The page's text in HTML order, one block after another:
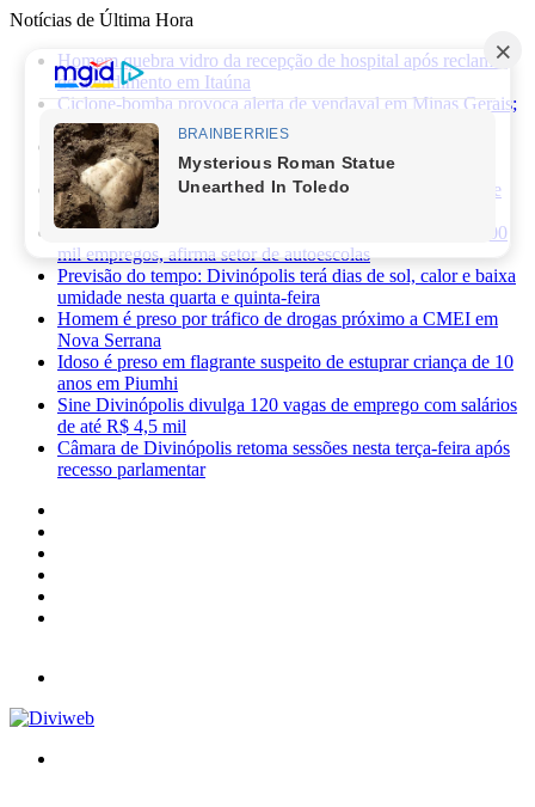
Notícias de Última Hora
Homem quebra vidro da recepção de hospital após reclamar
de atendimento em Itaúna
Ciclone-bomba provoca alerta de vendaval em Minas Gerais;
veja os impactos previstos para Divinópolis
Homem morre após sofrer choque elétrico e cair de oito
metros durante manutenção em academia
PRF apreende 75 mil maços de cigarros contrabandeados e
prende motorista na BR-262
Novas regras da CNH já provocaram perda de cerca de 100
mil empregos, afirma setor de autoescolas
Previsão do tempo: Divinópolis terá dias de sol, calor e baixa
umidade nesta quarta e quinta-feira
Homem é preso por tráfico de drogas próximo a CMEI em
Nova Serrana
Idoso é preso em flagrante suspeito de estuprar criança de 10
anos em Piumhi
Sine Divinópolis divulga 120 vagas de emprego com salários
de até R$ 4,5 mil
Câmara de Divinópolis retoma sessões nesta terça-feira após
recesso parlamentar